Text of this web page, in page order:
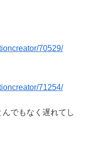
70529/
71254/
でもなく遅れてし